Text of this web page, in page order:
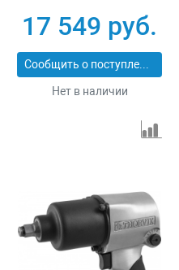
64230
17 549 руб.
Сообщить о поступлении
Нет в наличии